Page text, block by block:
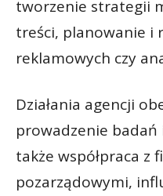
tworzenie strategii
treści, planowanie i
reklamowych czy
Działania agencji
prowadzenie
także współpraca z
pozarządowymi,